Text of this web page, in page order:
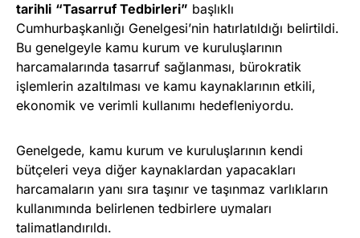
tarihli “Tasarruf Tedbirleri” başlıklı
Cumhurbaşkanlığı Genelgesi’nin hatırlatıldığı belirtildi.
Bu genelgeyle kamu kurum ve kuruluşlarının
harcamalarında tasarruf sağlanması, bürokratik
işlemlerin azaltılması ve kamu kaynaklarının etkili,
ekonomik ve verimli kullanımı hedefleniyordu.
Genelgede, kamu kurum ve kuruluşlarının kendi
bütçeleri veya diğer kaynaklardan yapacakları
harcamaların yanı sıra taşınır ve taşınmaz varlıkların
kullanımında belirlenen tedbirlere uymaları
talimatlandırıldı.